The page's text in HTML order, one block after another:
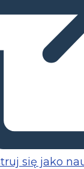
się jako